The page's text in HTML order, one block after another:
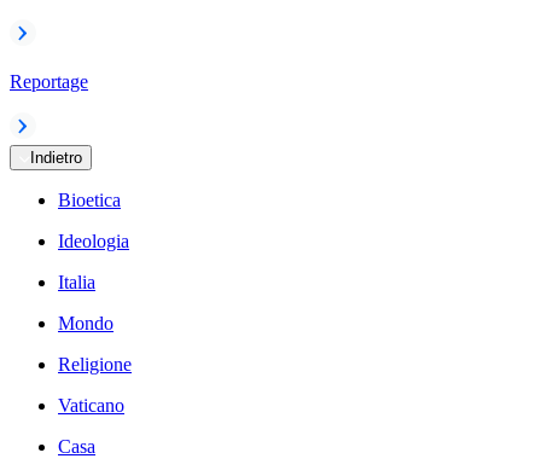
Reportage
Indietro
Bioetica
Ideologia
Italia
Mondo
Religione
Vaticano
Casa